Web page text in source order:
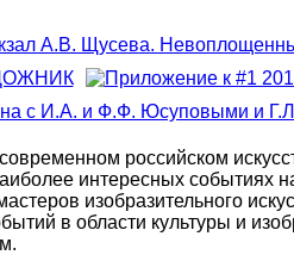
российском
интересных событиях
изобразительного
в области культуры и